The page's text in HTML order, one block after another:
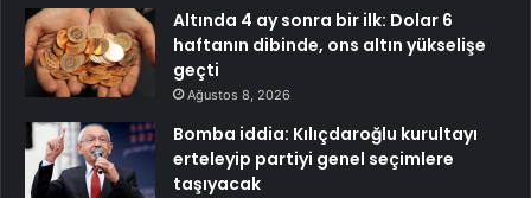
Altında 4 ay sonra bir ilk: Dolar 6
haftanın dibinde, ons altın yükselişe
geçti
Ağustos 8, 2026
Bomba iddia: Kılıçdaroğlu kurultayı
erteleyip partiyi genel seçimlere
taşıyacak